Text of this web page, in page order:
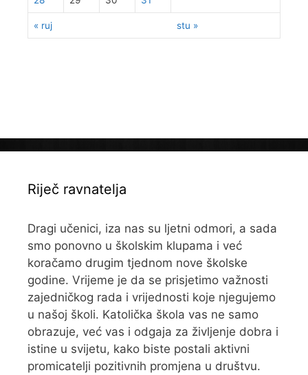
« ruj stu »
Riječ ravnatelja
Dragi učenici, iza nas su ljetni odmori, a sada
smo ponovno u školskim klupama i već
koračamo drugim tjednom nove školske
godine. Vrijeme je da se prisjetimo važnosti
zajedničkog rada i vrijednosti koje njegujemo
u našoj školi. Katolička škola vas ne samo
obrazuje, već vas i odgaja za življenje dobra i
istine u svijetu, kako biste postali aktivni
promicatelji pozitivnih promjena u društvu.